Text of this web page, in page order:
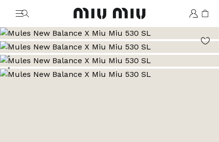
MiuMiu logo
Aller à l’image 1
Aller à l’image 2
Aller à l’image 3
Aller à l’image 4
Aller à l’image 5